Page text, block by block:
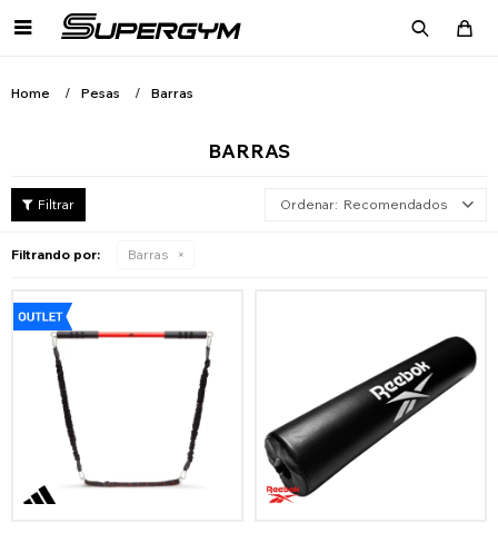

Home Pesas Barras
BARRAS
Recomendados
Filtrando por: Barras